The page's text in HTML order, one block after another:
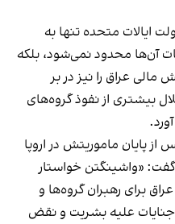
ایالات متحده تنها به
آن‌ها محدود نمی‌شود، بلکه
عراق را نیز در بر
بیشتری از نفوذ گروه‌های
پایان ماموریتش در اروپا
گفت: «واشینگتن خواستار
برای رهبران گروه‌ها و
علیه بشریت و نقض